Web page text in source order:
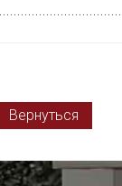
Вернуться